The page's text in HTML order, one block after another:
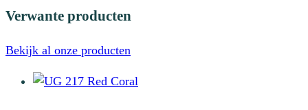
op
Verwante producten
Bekijk al onze producten